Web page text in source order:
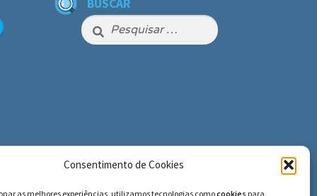
Consentimento de Cookies
as melhores experiências, utilizamos tecnologias comocookies para
BUSCAR
Pesquisar
por: